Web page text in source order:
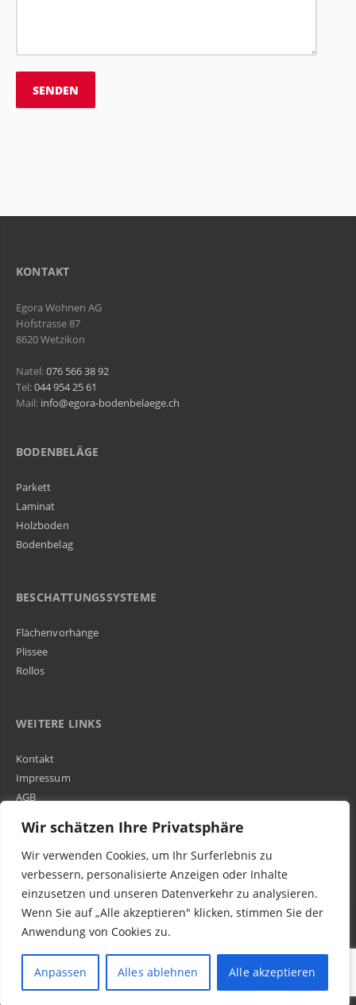
Wir schätzen Ihre Privatsphäre
Wir verwenden Cookies, um Ihr Surferlebnis zu
verbessern, personalisierte Anzeigen oder Inhalte
einzusetzen und unseren Datenverkehr zu analysieren.
Wenn Sie auf „Alle akzeptieren" klicken, stimmen Sie der
Anwendung von Cookies zu.
Anpassen Alles ablehnen Alle akzeptieren
KONTAKT
Egora Wohnen AG
Hofstrasse 87
8620 Wetzikon
Natel:076 566 38 92
Tel:044 954 25 61
Mail: info@egora-bodenbelaege.ch
BODENBELÄGE
Parkett
Laminat
Holzboden
Bodenbelag
BESCHATTUNGSSYSTEME
Flächenvorhänge
Plissee
Rollos
WEITERE LINKS
Kontakt
Impressum
AGB
WIR SIND IN DER GESAMTEN SCHWEIZ TÄTIG
© 2016-2023 Egora Wohnen AG in Schweiz - Parkett Reparatur (schleifen, ölen
& verlegen)
Bewertungen
Kundenbewertungen
Authentizität
Kundenbewertungen und Erfahrungen zu
Egora GmbH
MANGELHAFT
Erfahren Sie mehr über dieses Bewertungssiegel
1.1.1970
Profil ansehen